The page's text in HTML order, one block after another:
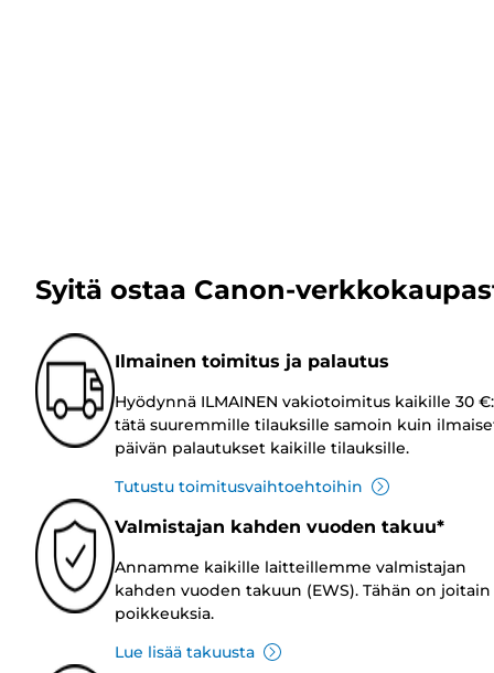
Syitä ostaa Canon-
Ilmainen toimitus ja palautus
Hyödynnä ILMAINEN vakiotoimitus kaikille 30
tätä suuremmille tilauksille samoin kuin
päivän palautukset kaikille tilauksille.
Tutustu toimitusvaihtoehtoihin
Valmistajan kahden vuoden takuu*
Annamme kaikille laitteillemme valmistajan
kahden vuoden takuun (EWS). Tähän on joitain
poikkeuksia.
Lue lisää takuusta